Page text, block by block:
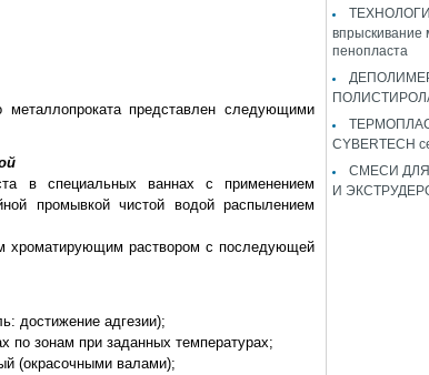
металлопроката представлен следующими
в специальных ваннах с применением
промывкой чистой водой распылением
хроматирующим раствором с последующей
достижение адгезии);
по зонам при заданных температурах;
(окрасочными валами);
впрыскивание
пенопласта
CYBERTECH
СМЕСИ
И